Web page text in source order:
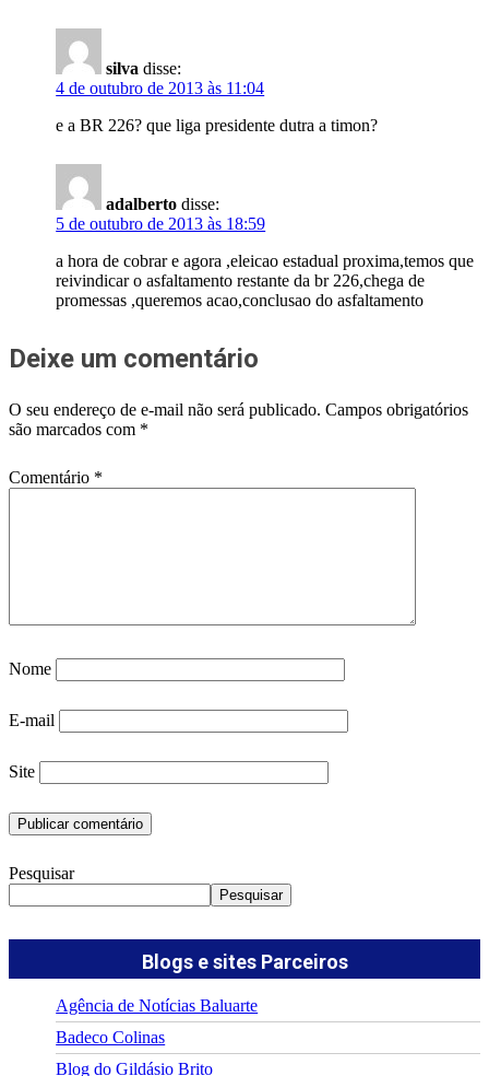
silva disse:
4 de outubro de 2013 às 11:04
e a BR 226? que liga presidente dutra a timon?
adalberto disse:
5 de outubro de 2013 às 18:59
a hora de cobrar e agora ,eleicao estadual proxima,temos que
reivindicar o asfaltamento restante da br 226,chega de
promessas ,queremos acao,conclusao do asfaltamento
Deixe um comentário
O seu endereço de e-mail não será publicado. Campos obrigatórios
são marcados com *
Comentário *
Nome
E-mail
Site
Pesquisar
Pesquisar
Blogs e sites Parceiros
Agência de Notícias Baluarte
Badeco Colinas
Blog do Gildásio Brito